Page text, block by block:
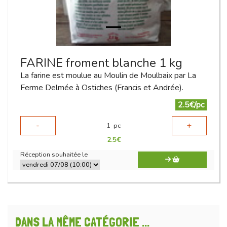
FARINE froment blanche 1 kg
La farine est moulue au Moulin de Moulbaix par La
Ferme Delmée à Ostiches (Francis et Andrée).
2.5€/pc
-
1 pc +
2.5€
Réception souhaitée le
DANS LA MÊME CATÉGORIE ...